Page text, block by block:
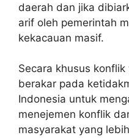
daerah dan jika
arif oleh pemerintah
kekacauan masif.
Secara khusus
berakar pada
Indonesia untuk
menejemen konflik
masyarakat yang